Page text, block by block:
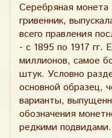
Серебряная монета
гривенник,
всего правления
- с 1895 по 1917
миллионов, самое
штук. Условно
основной образец,
варианты,
обозначения
редкими подвидами.